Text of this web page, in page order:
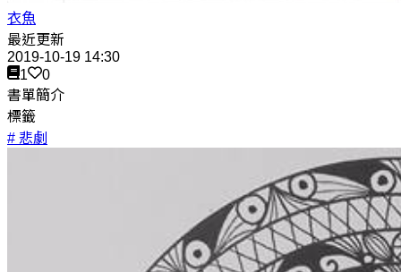
衣魚
最近更新
2019-10-19 14:30
1
0
書單簡介
標籤
# 悲劇